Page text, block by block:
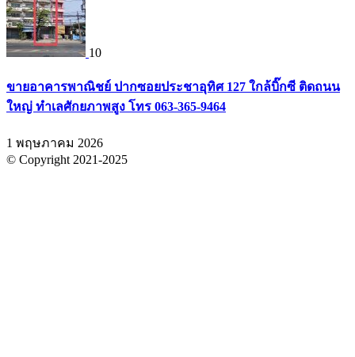
10
ขายอาคารพาณิชย์ ปากซอยประชาอุทิศ 127 ใกล้บิ๊กซี ติดถนน
ใหญ่ ทำเลศักยภาพสูง โทร 063-365-9464
1 พฤษภาคม 2026
© Copyright 2021-2025